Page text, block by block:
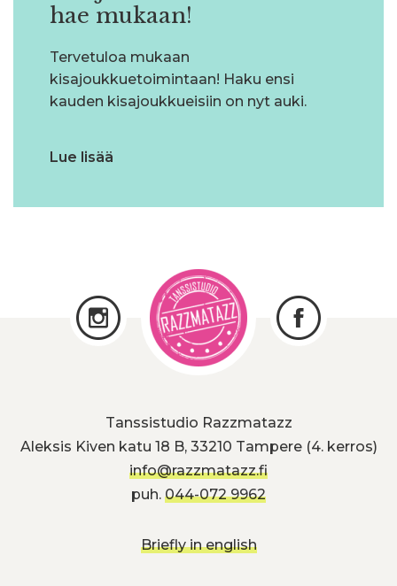
hae mukaan!
Tervetuloa mukaan
kisajoukkuetoimintaan! Haku ensi
kauden kisajoukkueisiin on nyt auki.
Lue lisää
Tanssistudio Razzmatazz
Aleksis Kiven katu 18 B, 33210 Tampere (4. kerros)
info@razzmatazz.fi
puh. 044-072 9962
Briefly in english